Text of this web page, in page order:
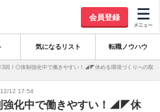
会員登録
気になるリスト 転職ノウハウ
3回！◎体制強化中で働きやすい！◢◤休める環境づくりへの取
12 17:54
強化中で働きやすい！◢◤休